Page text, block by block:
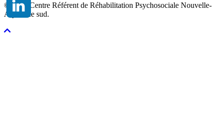
© 2026 Centre Référent de Réhabilitation Psychosociale Nouvelle-
Aquitaine sud.